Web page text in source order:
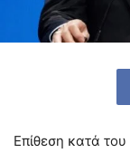
Επίθεση κατά του